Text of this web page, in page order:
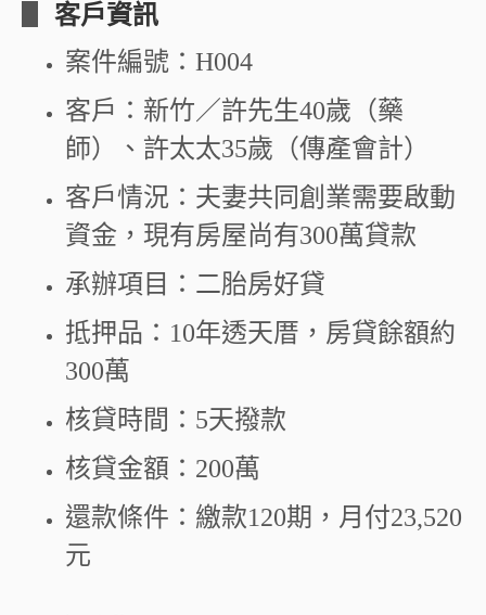
客戶資訊
案件編號：H004
客戶：新竹／許先生40歲（藥
師）、許太太35歲（傳產會計）
客戶情況：夫妻共同創業需要啟動
資金，現有房屋尚有300萬貸款
承辦項目：二胎房好貸
抵押品：10年透天厝，房貸餘額約
300萬
核貸時間：5天撥款
核貸金額：200萬
還款條件：繳款120期，月付23,520
元